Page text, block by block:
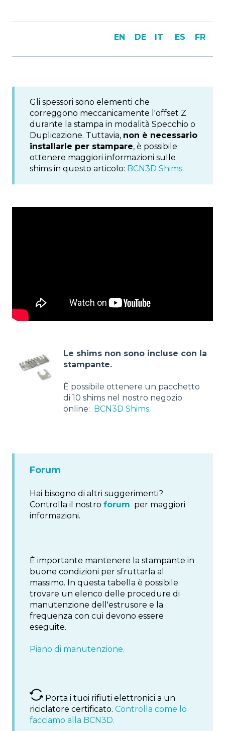
EN DE IT ES FR
Gli spessori sono elementi che
correggono meccanicamente l'offset Z
durante la stampa in modalità Specchio o
Duplicazione. Tuttavia, non è necessario
installarle per stampare, è possibile
ottenere maggiori informazioni sulle
shims in questo articolo: BCN3D Shims.
Le shims non sono incluse con la
stampante.
È possibile ottenere un pacchetto
di 10 shims nel nostro negozio
online:
BCN3D Shims.
Forum
Hai bisogno di altri suggerimenti?
Controlla il nostro forum per maggiori
informazioni.
È importante mantenere la stampante in
buone condizioni per sfruttarla al
massimo. In questa tabella è possibile
trovare un elenco delle procedure di
manutenzione dell'estrusore e la
frequenza con cui devono essere
eseguite.
Piano di manutenzione.
Porta i tuoi rifiuti elettronici a un
riciclatore certificato. Controlla come lo
facciamo alla BCN3D.